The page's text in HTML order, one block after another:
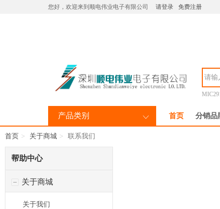
您好，欢迎来到顺电伟业电子有限公司 请登录 免费注册
产品类别 首页 分销品
首页 关于商城 联系我们
帮助中心
关于商城
关于我们